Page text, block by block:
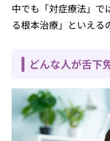
中でも「対症療法」で
る根本治療」といえる
どんな人が舌下